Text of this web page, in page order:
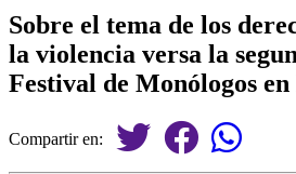
Sobre el tema de los
la violencia versa la
Festival de Monólogos
Compartir en: